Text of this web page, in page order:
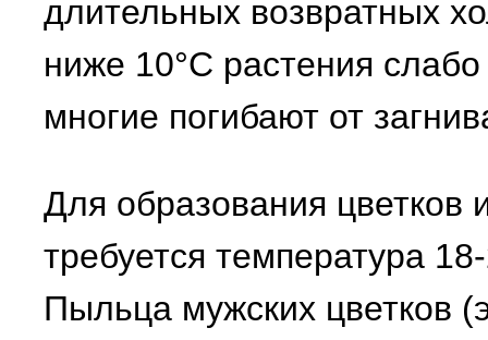
длительных возвратных
ниже 10°С растения
многие погибают от
Для образования
требуется температура
Пыльца мужских цветков